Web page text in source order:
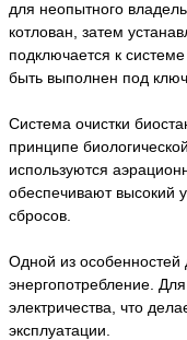
для неопытного
котлован, затем
подключается к
быть выполнен под
Система очистки
принципе
используются
обеспечивают высокий
сбросов.
Одной из особенностей
энергопотребление.
электричества, что
эксплуатации.